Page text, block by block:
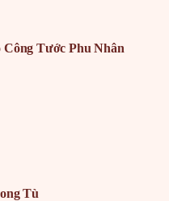
Tước Phu Nhân
Tù